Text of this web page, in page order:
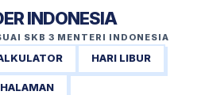
INDONESIA
SKB 3 MENTERI INDONESIA
HARI LIBUR
HALAMAN